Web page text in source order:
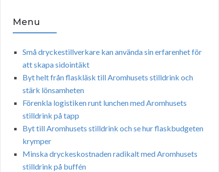
Menu
Små dryckestillverkare kan använda sin erfarenhet för
att skapa sidointäkt
Byt helt från flaskläsk till Aromhusets stilldrink och
stärk lönsamheten
Förenkla logistiken runt lunchen med Aromhusets
stilldrink på tapp
Byt till Aromhusets stilldrink och se hur flaskbudgeten
krymper
Minska dryckeskostnaden radikalt med Aromhusets
stilldrink på buffén